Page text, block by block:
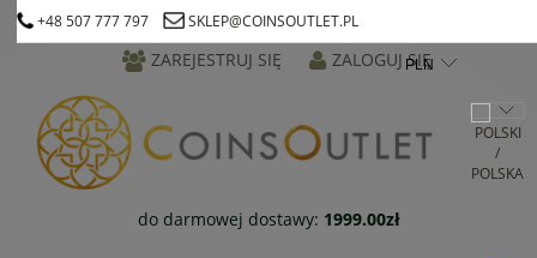
+48 507 777 797 SKLEP@COINSOUTLET.PL
ZAREJESTRUJ SIĘ ZALOGUJ SIĘ
do darmowej dostawy: 1999.00zł